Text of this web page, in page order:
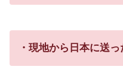
・現地から日本に送